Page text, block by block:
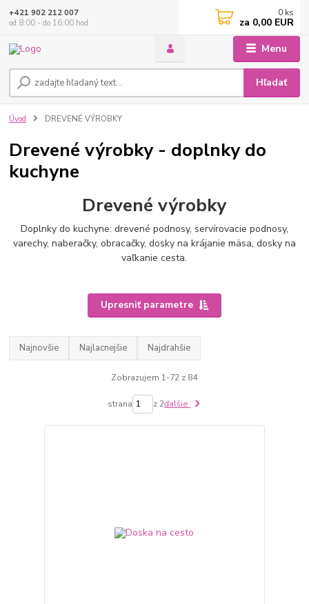
Menu
Hľadať
+421 902 212 007
od 8:00 - do 16:00 hod
0 ks
za 0,00 EUR
Úvod DREVENÉ VÝROBKY
Drevené výrobky - doplnky do
kuchyne
Drevené výrobky
Doplnky do kuchyne: drevené podnosy, servírovacie podnosy,
varechy, naberačky, obracačky, dosky na krájanie mäsa, dosky na
vaľkanie cesta.
Upresniť parametre
Najnovšie Najlacnejšie Najdrahšie
Zobrazujem 1-72 z 84
strana z 2ďalšie